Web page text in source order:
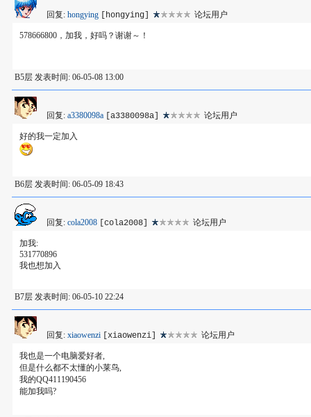
回复: hongying [hongying] 论坛用户
578666800，加我，好吗？谢谢～！
B5层 发表时间: 06-05-08 13:00
回复: a3380098a [a3380098a] 论坛用户
好的我一定加入
B6层 发表时间: 06-05-09 18:43
回复: cola2008 [cola2008] 论坛用户
加我:
531770896
我也想加入
B7层 发表时间: 06-05-10 22:24
回复: xiaowenzi [xiaowenzi] 论坛用户
我也是一个电脑爱好者,
但是什么都不太懂的小莱鸟,
我的QQ411190456
能加我吗?